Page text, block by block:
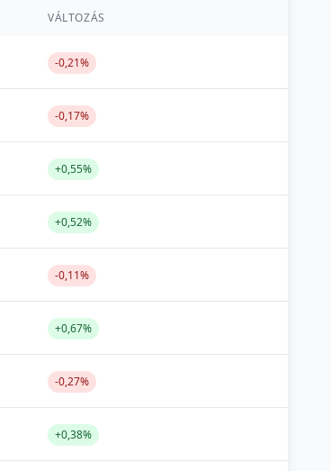
VÁLTOZÁS
-0,21%
-0,17%
+0,55%
+0,52%
-0,11%
+0,67%
-0,27%
+0,38%